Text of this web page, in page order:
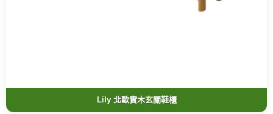
Lily 北歐實木玄關鞋櫃